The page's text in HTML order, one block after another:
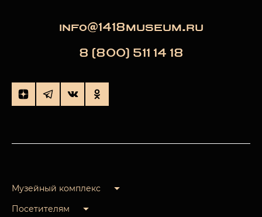
info@1418museum.ru
8 (800) 511 14 18
Музейный комплекс
Посетителям